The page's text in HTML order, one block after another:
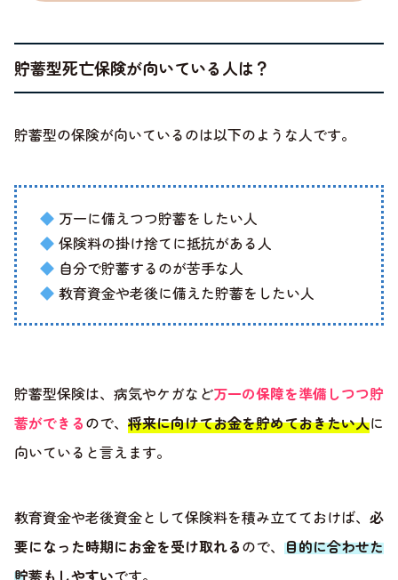
貯蓄型死亡保険が向いている人は？
貯蓄型の保険が向いているのは以下のような人です。
万一に備えつつ貯蓄をしたい人
保険料の掛け捨てに抵抗がある人
自分で貯蓄するのが苦手な人
教育資金や老後に備えた貯蓄をしたい人
貯蓄型保険は、病気やケガなど万一の保障を準備しつつ貯
蓄ができるので、 将来に向けてお金を貯めておきたい人に
向いていると言えます。
教育資金や老後資金として保険料を積み立てておけば、 必
要になった時期にお金を受け取れるので、 目的に合わせた
貯蓄もしやすいです。